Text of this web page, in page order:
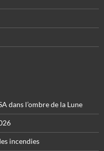
dans l’ombre de la Lune
incendies